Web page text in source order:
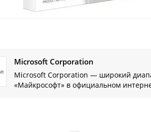
Microsoft Corporation
Microsoft Corporation — широкий
«Майкрософт» в официальном